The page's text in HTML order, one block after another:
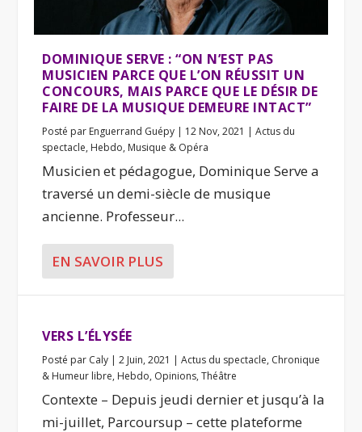
DOMINIQUE SERVE : “ON N’EST PAS
MUSICIEN PARCE QUE L’ON RÉUSSIT UN
CONCOURS, MAIS PARCE QUE LE DÉSIR DE
FAIRE DE LA MUSIQUE DEMEURE INTACT”
Posté par Enguerrand Guépy | 12 Nov, 2021 |Actus du
spectacle, Hebdo, Musique & Opéra
Musicien et pédagogue, Dominique Serve a
traversé un demi-siècle de musique
ancienne. Professeur...
EN SAVOIR PLUS
VERS L’ÉLYSÉE
Posté par Caly |2 Juin, 2021 |Actus du spectacle, Chronique
& Humeur libre, Hebdo, Opinions,Théâtre
Contexte – Depuis jeudi dernier et jusqu’à la
mi-juillet, Parcoursup – cette plateforme